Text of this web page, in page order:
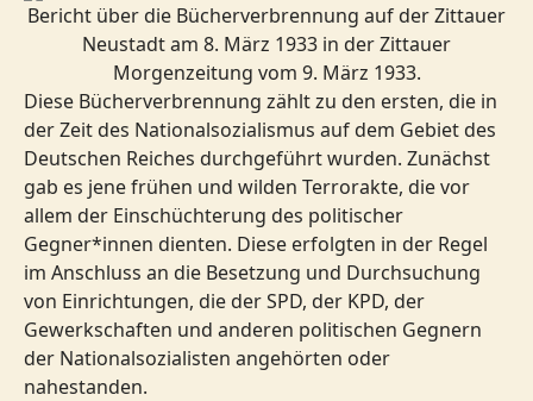
Bericht über die Bücherverbrennung auf der Zittauer
Neustadt am 8. März 1933 in der Zittauer
Morgenzeitung vom 9. März 1933.
Diese Bücherverbrennung zählt zu den ersten, die in
der Zeit des Nationalsozialismus auf dem Gebiet des
Deutschen Reiches durchgeführt wurden. Zunächst
gab es jene frühen und wilden Terrorakte, die vor
allem der Einschüchterung des politischer
Gegner*innen dienten. Diese erfolgten in der Regel
im Anschluss an die Besetzung und Durchsuchung
von Einrichtungen, die der SPD, der KPD, der
Gewerkschaften und anderen politischen Gegnern
der Nationalsozialisten angehörten oder
nahestanden.